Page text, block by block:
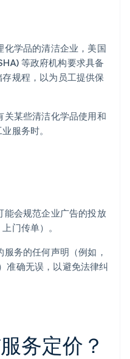
化学品的清洁企业，美国
等政府机构要求具备
规程，以为员工提供保
关某些清洁化学品使用和
服务时。
能会规范企业广告的投放
门传单）。
服务的任何声明（例如，
准确无误，以避免法律纠
务定价？